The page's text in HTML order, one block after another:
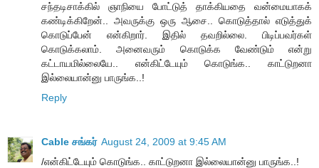
சந்தடிசாக்கில் ஞாநியை போட்டுத் தாக்கியதை வன்மையாகக்
கண்டிக்கிறேன்.. அவருக்கு ஒரு ஆசை.. கொடுத்தால் எடுத்துக்
கொடுப்பேன் என்கிறார். இதில் தவறில்லை. பிடிப்பவர்கள்
கொடுக்கலாம். அனைவரும் கொடுக்க வேண்டும் என்று
கட்டாயமில்லையே.. என்கிட்டேயும் கொடுங்க.. காட்டுறனா
இல்லையான்னு பாருங்க..!
Reply
Cable சங்கர் August 24, 2009 at 9:45 AM
/என்கிட்டேயும் கொடுங்க.. காட்டுறனா இல்லையான்னு பாருங்க..!